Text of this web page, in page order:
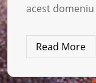
acest
Read More